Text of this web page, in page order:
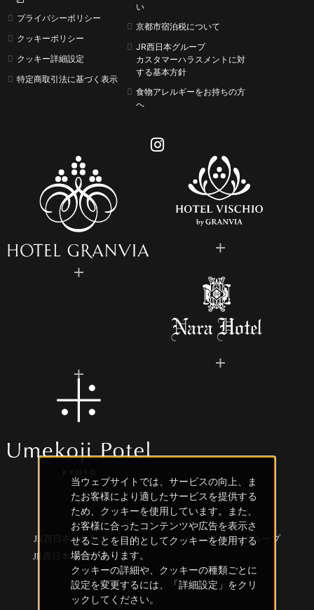
プライバシーポリシー
クッキーポリシー
クッキー詳細設定
特定商取引法に基づく表示
い
京都市宿泊税について
JR西日本グループ
カスタマーハラスメントに対
する基本方針
食物アレルギーをお持ちの方
へ
JR西日本ホテルズ
JRホテルグループ
JR西日本 創造事業
当ウェブサイトでは、サービスの向上、ま
たお客様により適したサービスを提供する
ため、クッキーを使用しています。また、
お客様に合ったコンテンツや広告を表示さ
せることを目的としてクッキーを使用する
場合があります。
クッキーの詳細や、クッキーの種類ごとに
設定を変更するには、「詳細設定」をクリ
ックしてください。